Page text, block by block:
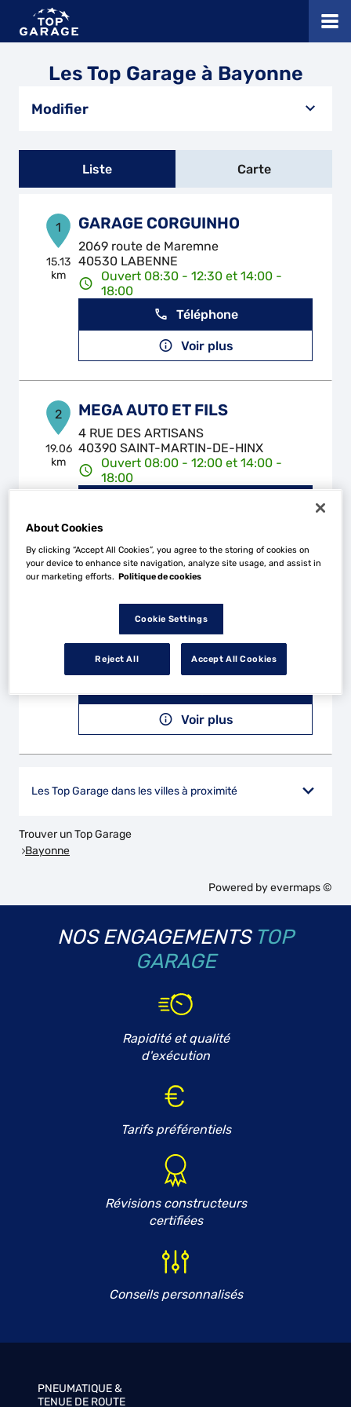
Les Top Garage à Bayonne
Modifier
Liste Carte
1
15.13
km
GARAGE CORGUINHO
2069 route de Maremne
40530 LABENNE
Ouvert 08:30 - 12:30 et 14:00 -
18:00
Téléphone
Voir plus
2
19.06
km
MEGA AUTO ET FILS
4 RUE DES ARTISANS
40390 SAINT-MARTIN-DE-HINX
Ouvert 08:00 - 12:00 et 14:00 -
18:00
km
ZONE ARTISANALE DU TUQUET 2
40150 ANGRESSE
Ouvert 08:30 - 12:00 et 14:00 -
18:00
Voir plus
Les Top Garage dans les villes à proximité
Trouver un Top Garage
Bayonne
Powered byevermaps ©
NOS ENGAGEMENTS TOP
GARAGE
Rapidité et qualité
d'exécution
Tarifs préférentiels
Révisions constructeurs
certifiées
Conseils personnalisés
PNEUMATIQUE &
TENUE DE ROUTE
About Cookies
By clicking “Accept All Cookies”, you agree to the storing of cookies on
your device to enhance site navigation, analyze site usage, and assist in
our marketing efforts. Politique de cookies
Cookie Settings
Reject All Accept All Cookies